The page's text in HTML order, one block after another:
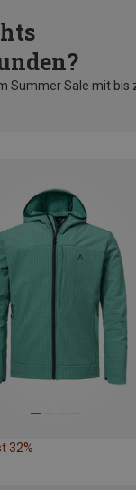
Summer Sale mit bis
32%